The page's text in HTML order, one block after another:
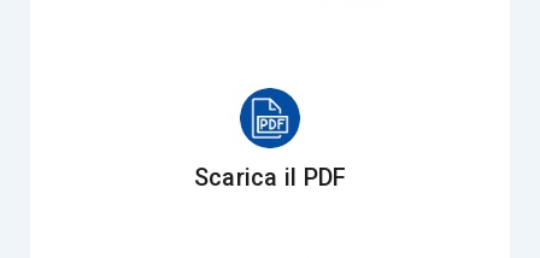
stabiliti dei principi direttivi finalizzati a
modificare la struttura dell’accordo
Scarica il PDF